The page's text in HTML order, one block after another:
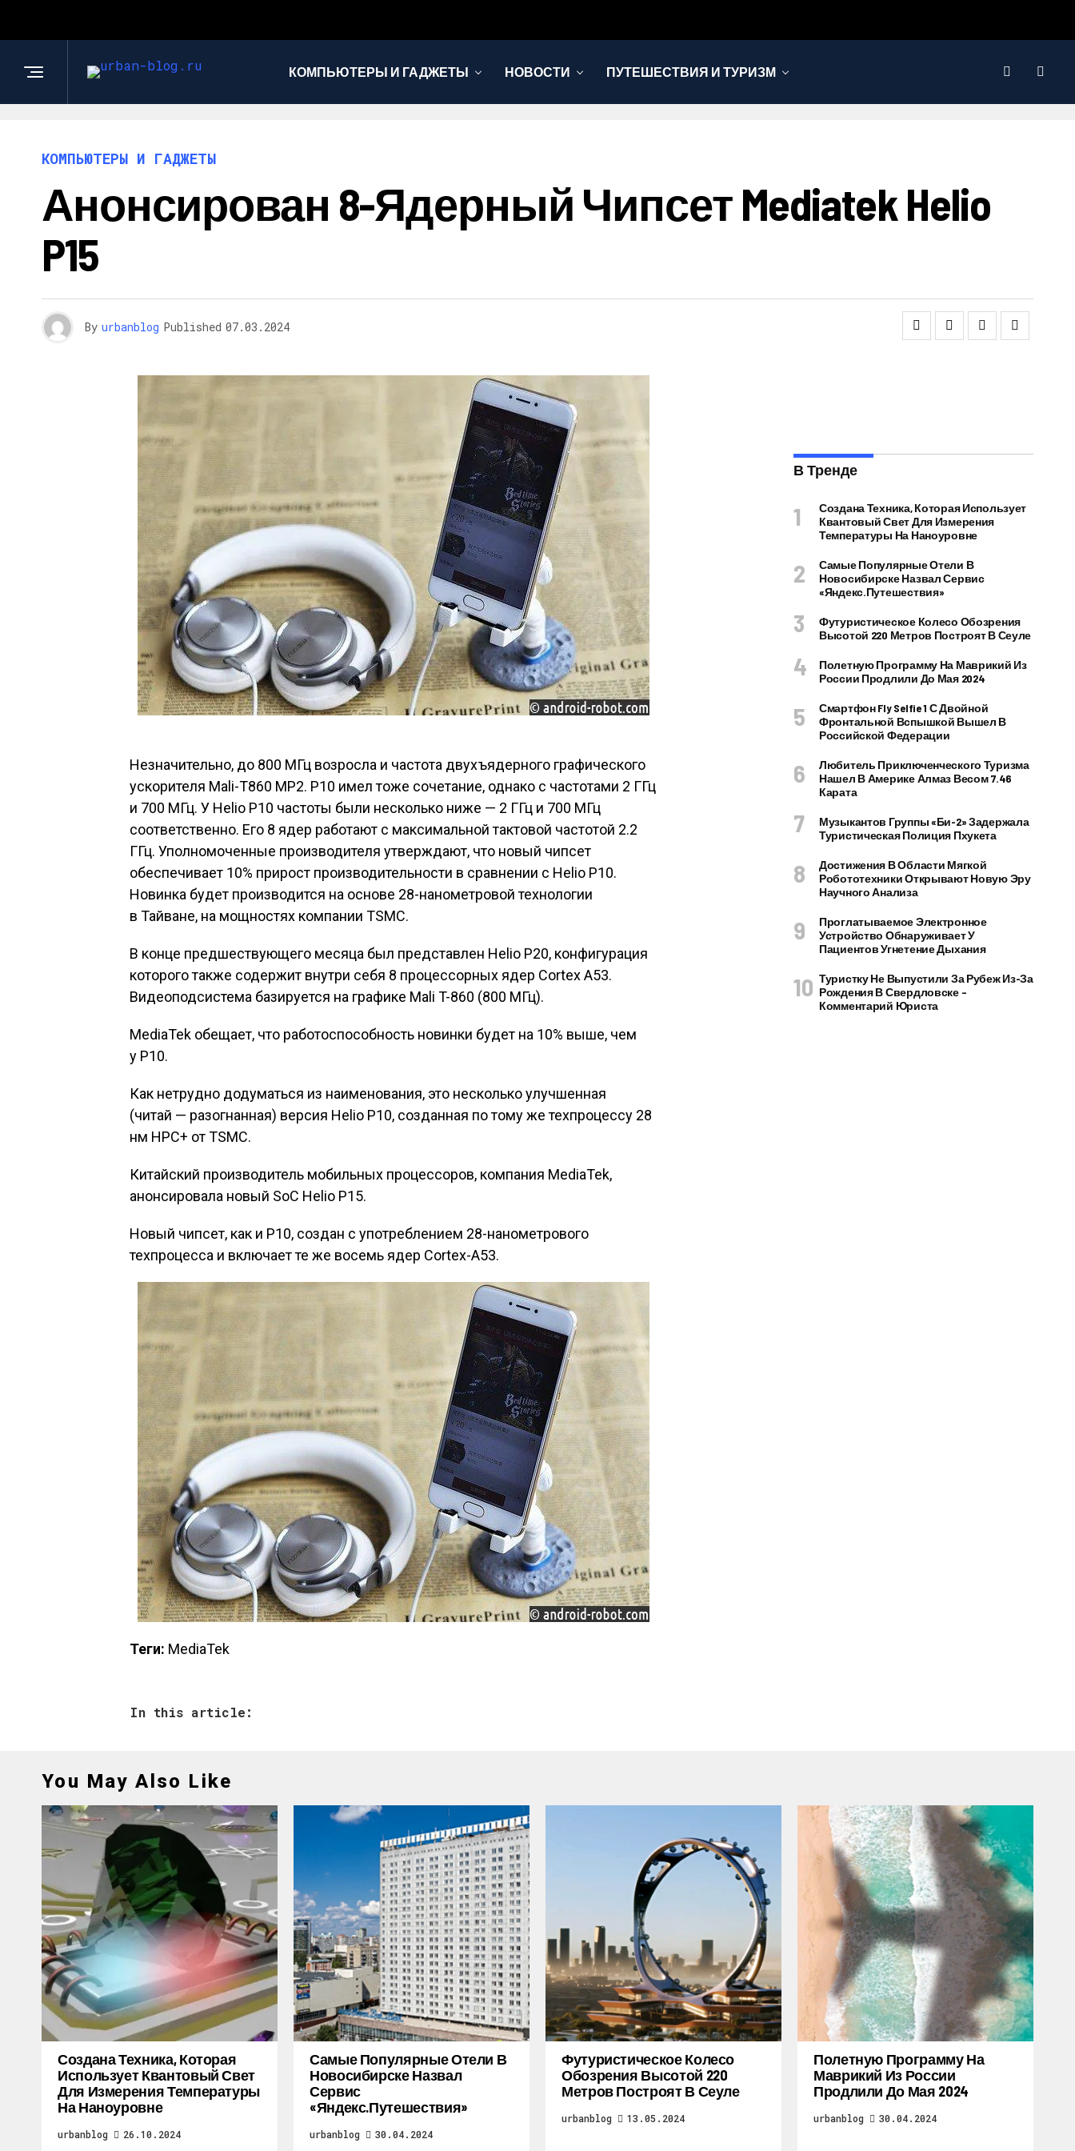
КОМПЬЮТЕРЫ И ГАДЖЕТЫ НОВОСТИ ПУТЕШЕСТВИЯ И ТУРИЗМ
КОМПЬЮТЕРЫ И ГАДЖЕТЫ
Анонсирован 8-Ядерный Чипсет Mediatek Helio
P15
By urbanblog Published 07.03.2024
Незначительно, до 800 МГц возросла и частота двухъядерного графического
ускорителя Mali-T860 MP2. P10 имел тоже сочетание, однако с частотами 2 ГГц
и 700 МГц. У Helio P10 частоты были несколько ниже — 2 ГГц и 700 МГц
соответственно. Его 8 ядер работают с максимальной тактовой частотой 2.2
ГГц. Уполномоченные производителя утверждают, что новый чипсет
обеспечивает 10% прирост производительности в сравнении с Helio Р10.
Новинка будет производится на основе 28-нанометровой технологии
в Тайване, на мощностях компании TSMC.
В конце предшествующего месяца был представлен Helio P20, конфигурация
которого также содержит внутри себя 8 процессорных ядер Cortex A53.
Видеоподсистема базируется на графике Mali T-860 (800 МГц).
MediaTek обещает, что работоспособность новинки будет на 10% выше, чем
у P10.
Как нетрудно додуматься из наименования, это несколько улучшенная
(читай — разогнанная) версия Helio P10, созданная по тому же техпроцессу 28
нм HPC+ от TSMC.
Китайский производитель мобильных процессоров, компания MediaTek,
анонсировала новый SoC Helio P15.
Новый чипсет, как и P10, создан с употреблением 28-нанометрового
техпроцесса и включает те же восемь ядер Cortex-A53.
Теги: MediaTek
In this article:
В Тренде
Создана Техника, Которая Использует
Квантовый Свет Для Измерения
Температуры На Наноуровне
Самые Популярные Отели В
Новосибирске Назвал Сервис
«Яндекс.Путешествия»
Футуристическое Колесо Обозрения
Высотой 220 Метров Построят В Сеуле
Полетную Программу На Маврикий Из
России Продлили До Мая 2024
Смартфон Fly Selfie 1 С Двойной
Фронтальной Вспышкой Вышел В
Российской Федерации
Любитель Приключенческого Туризма
Нашел В Америке Алмаз Весом 7.46
Карата
Музыкантов Группы «Би-2» Задержала
Туристическая Полиция Пхукета
Достижения В Области Мягкой
Робототехники Открывают Новую Эру
Научного Анализа
Проглатываемое Электронное
Устройство Обнаруживает У
Пациентов Угнетение Дыхания
Туристку Не Выпустили За Рубеж Из-За
Рождения В Свердловске –
Комментарий Юриста
You May Also Like
Создана Техника, Которая
Использует Квантовый Свет
Для Измерения Температуры
На Наноуровне
urbanblog 26.10.2024
Самые Популярные Отели В
Новосибирске Назвал
Сервис
«Яндекс.Путешествия»
urbanblog 30.04.2024
Футуристическое Колесо
Обозрения Высотой 220
Метров Построят В Сеуле
urbanblog 13.05.2024
Полетную Программу На
Маврикий Из России
Продлили До Мая 2024
urbanblog 30.04.2024